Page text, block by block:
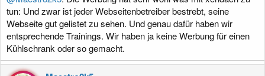
tun: Und zwar ist jeder Webseitenbetreiber bestrebt, seine
Webseite gut gelistet zu sehen. Und genau dafür haben wir
entsprechende Trainings. Wir haben ja keine Werbung für einen
Kühlschrank oder so gemacht.